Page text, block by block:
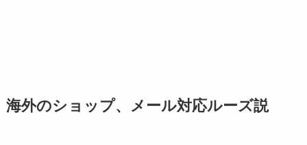
海外のショップ、メール対応ルーズ説